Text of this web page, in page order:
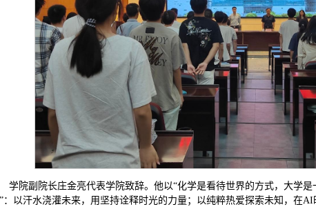
学院副院长庄金亮代表学院致辞。他以“化学是看待世界的方式，大学
：以汗水浇灌未来，用坚持诠释时光的力量；以纯粹热爱探索未知，在